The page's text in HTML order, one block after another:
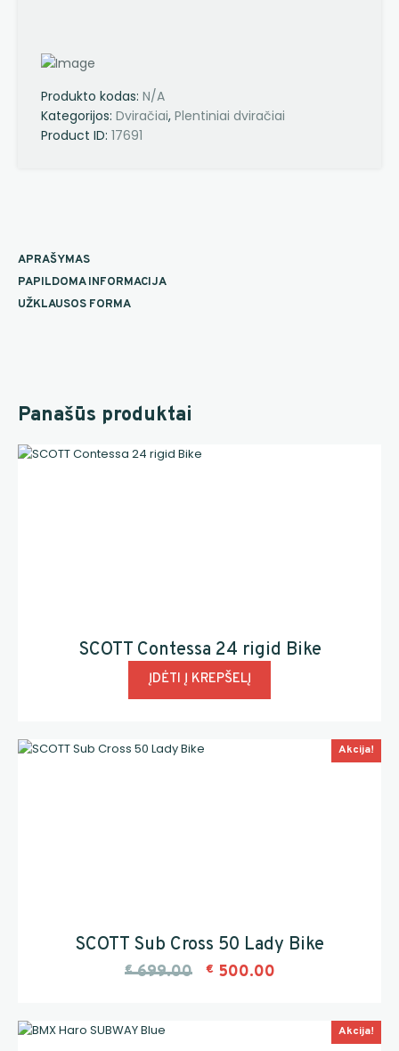
Produkto kodas: N/A
Kategorijos: Dviračiai, Plentiniai dviračiai
Product ID: 17691
APRAŠYMAS
PAPILDOMA INFORMACIJA
UŽKLAUSOS FORMA
Panašūs produktai
SCOTT Contessa 24 rigid Bike
ĮDĖTI Į KREPŠELĮ
Akcija!
SCOTT Sub Cross 50 Lady Bike
€ 699.00 € 500.00
Akcija!